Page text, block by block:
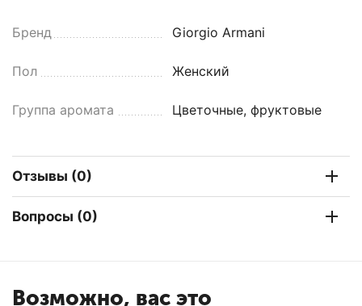
Бренд Giorgio Armani
Пол Женский
Группа аромата Цветочные, фруктовые
Отзывы (0)
Вопросы (0)
Возможно, вас это